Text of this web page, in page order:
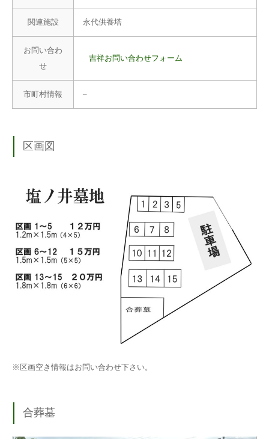
関連施設 永代供養塔
お問い合わ
せ
吉祥お問い合わせフォーム
市町村情報 –
区画図
※区画空き情報はお問い合わせ下さい。
合葬墓